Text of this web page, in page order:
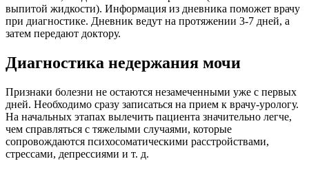
выпитой жидкости). Информация из дневника поможет врачу
при диагностике. Дневник ведут на протяжении 3-7 дней, а
затем передают доктору.
Диагностика недержания мочи
Признаки болезни не остаются незамеченными уже с первых
дней. Необходимо сразу записаться на прием к врачу-урологу.
На начальных этапах вылечить пациента значительно легче,
чем справляться с тяжелыми случаями, которые
сопровождаются психосоматическими расстройствами,
стрессами, депрессиями и т. д.